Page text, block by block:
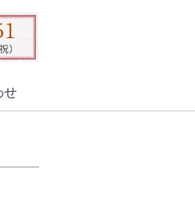
せ